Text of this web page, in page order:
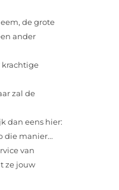
de grote
ander
krachtige
zal de
dan eens hier:
die manier...
van
ze jouw